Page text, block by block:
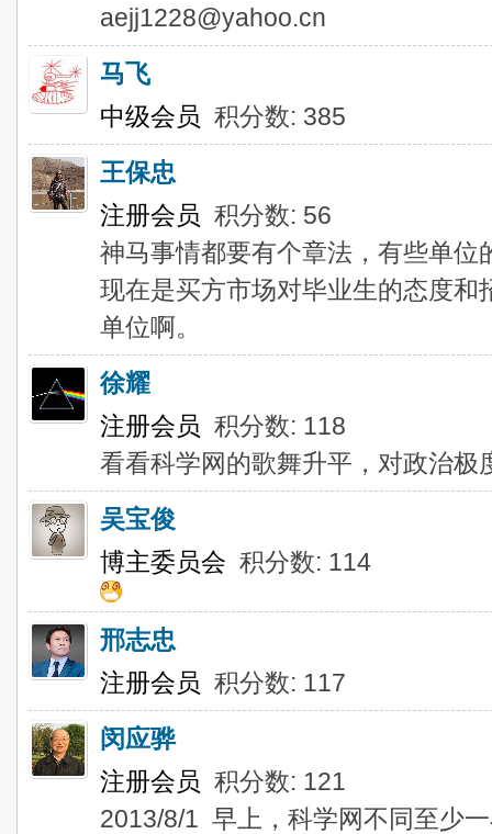
aejj1228@yahoo.cn
马飞
中级会员 积分数: 385
王保忠
注册会员 积分数: 56
神马事情都要有个章法，有些单
现在是买方市场对毕业生的态度
单位啊。
徐耀
注册会员 积分数: 118
看看科学网的歌舞升平，对政治极
吴宝俊
博主委员会 积分数: 114
邢志忠
注册会员 积分数: 117
闵应骅
注册会员 积分数: 121
2013/8/1 早上，科学网不同至少